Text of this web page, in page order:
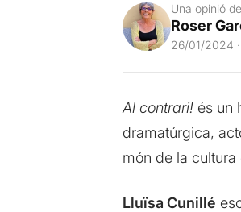
Una opinió de
Roser
26/01/2024
Al contrari!és un
dramatúrgica,
món de la cultura
Lluïsa Cunillé